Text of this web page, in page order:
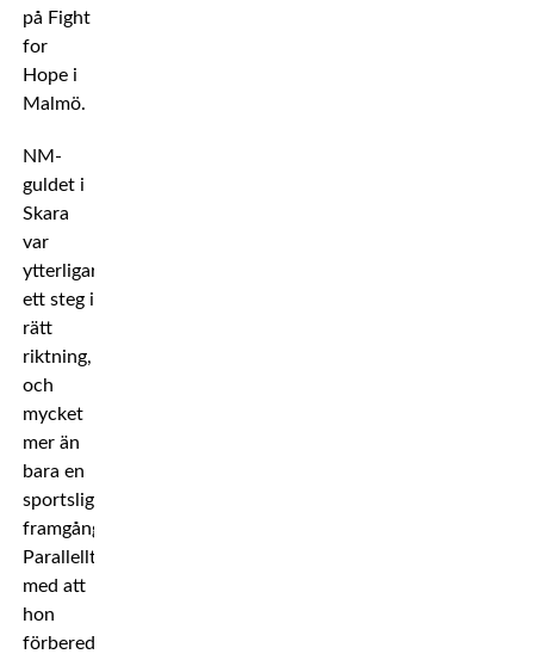
på Fight
for
Hope i
Malmö.
NM-
guldet i
Skara
var
ytterligare
ett steg i
rätt
riktning,
och
mycket
mer än
bara en
sportslig
framgång.
Parallellt
med att
hon
förberedde